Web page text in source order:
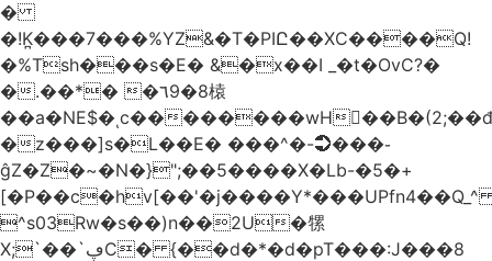
�
�!K̪���7���%YZ&�T�PIԸ��XC����Q!
�%Tsh���s�E� &�x��I _�t�OvC?�
�.��*� �٦9�8榬
��a�NE$�ͺc��������wH
�z���]s�L��E� ���^�-➲���֊
ĝZ�Z�~�N�}";��5����X�Lb-�5�+
^s03Rw�s��)n��2U�㹎
X;`��`ڥC� {��d�*�d�pT���:J���8